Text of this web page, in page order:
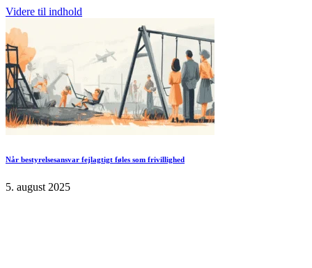
Videre til indhold
Når bestyrelsesansvar fejlagtigt føles som frivillighed
5. august 2025